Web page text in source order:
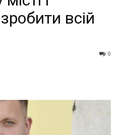
всій
0